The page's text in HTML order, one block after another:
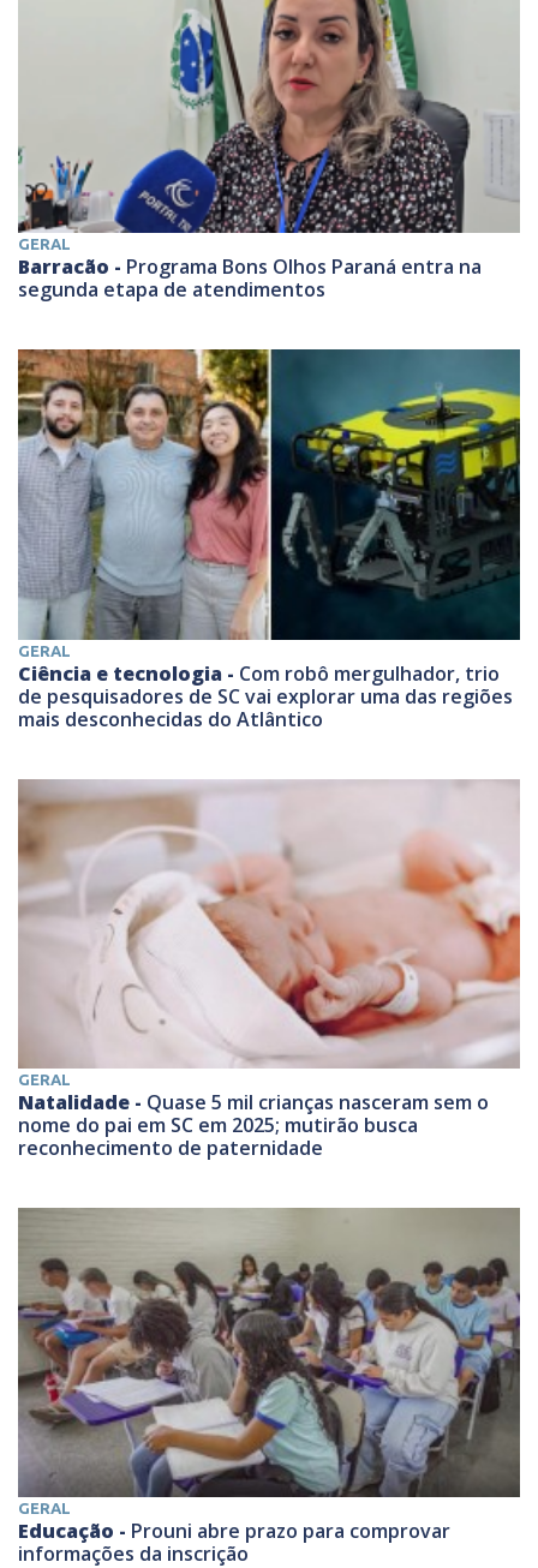
GERAL
Barracão - Programa Bons Olhos Paraná entra na
segunda etapa de atendimentos
GERAL
Ciência e tecnologia - Com robô mergulhador, trio
de pesquisadores de SC vai explorar uma das regiões
mais desconhecidas do Atlântico
GERAL
Natalidade - Quase 5 mil crianças nasceram sem o
nome do pai em SC em 2025; mutirão busca
reconhecimento de paternidade
GERAL
Educação - Prouni abre prazo para comprovar
informações da inscrição